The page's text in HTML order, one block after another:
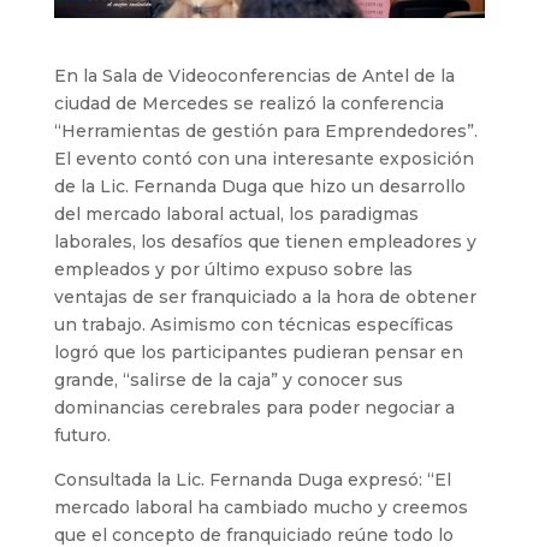
En la Sala de Videoconferencias de Antel de la
ciudad de Mercedes se realizó la conferencia
“Herramientas de gestión para Emprendedores”.
El evento contó con una interesante exposición
de la Lic. Fernanda Duga que hizo un desarrollo
del mercado laboral actual, los paradigmas
laborales, los desafíos que tienen empleadores y
empleados y por último expuso sobre las
ventajas de ser franquiciado a la hora de obtener
un trabajo. Asimismo con técnicas específicas
logró que los participantes pudieran pensar en
grande, “salirse de la caja” y conocer sus
dominancias cerebrales para poder negociar a
futuro.
Consultada la Lic. Fernanda Duga expresó: “El
mercado laboral ha cambiado mucho y creemos
que el concepto de franquiciado reúne todo lo